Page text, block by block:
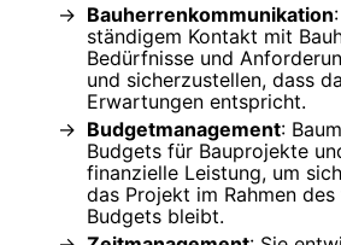
Bauherrenkommunikation
ständigem Kontakt mit
Bedürfnisse und
und sicherzustellen, dass
Erwartungen entspricht.
Budgetmanagement:
Budgets für Bauprojekte
finanzielle Leistung, um
das Projekt im Rahmen
Budgets bleibt.